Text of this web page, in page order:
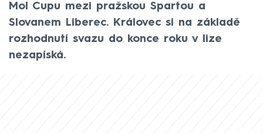
Mol Cupu mezi pražskou Spartou a
Slovanem Liberec. Královec si na základě
rozhodnutí svazu do konce roku v lize
nezapíská.